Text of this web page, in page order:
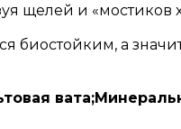
щелей и «мостиков
биостойким, а